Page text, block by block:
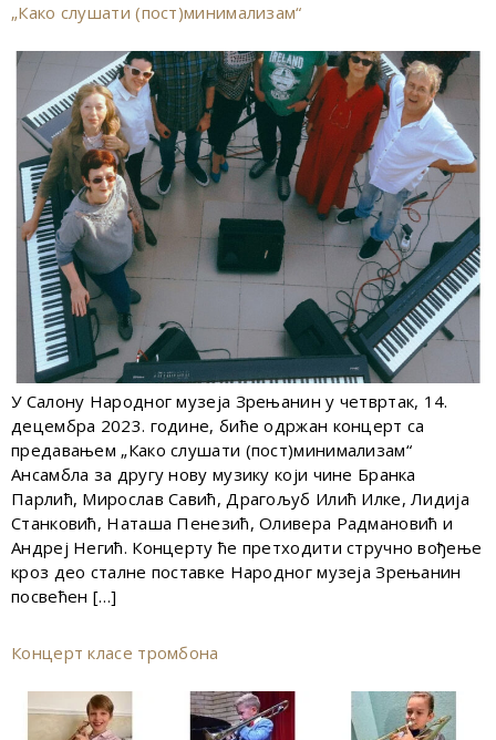
„Како слушати (пост)минимализам“
У Салону Народног музеја Зрењанин у четвртак, 14.
децембра 2023. године, биће одржан концерт са
предавањем „Како слушати (пост)минимализам“
Ансамбла за другу нову музику који чине Бранка
Парлић, Мирослав Савић, Драгољуб Илић Илке, Лидија
Станковић, Наташа Пенезић, Оливера Радмановић и
Андреј Негић. Концерту ће претходити стручно вођење
кроз део сталне поставке Народног музеја Зрењанин
посвећен […]
Концерт класе тромбона